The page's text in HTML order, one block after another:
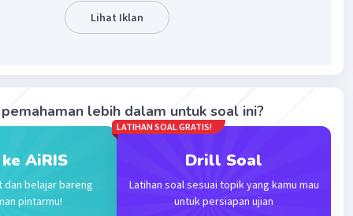
Iklan
Community Level 73
12:57
dapat mengancam keutuhan NKRI :
GAM (gerakan Aceh merdeka)
Lihat Iklan
lebih dalam untuk soal ini?
AiRIS
dan belajar bareng
pintarmu!
LATIHAN SOAL GRATIS!
Drill Soal
Latihan soal sesuai topik yang kamu mau
untuk persiapan ujian